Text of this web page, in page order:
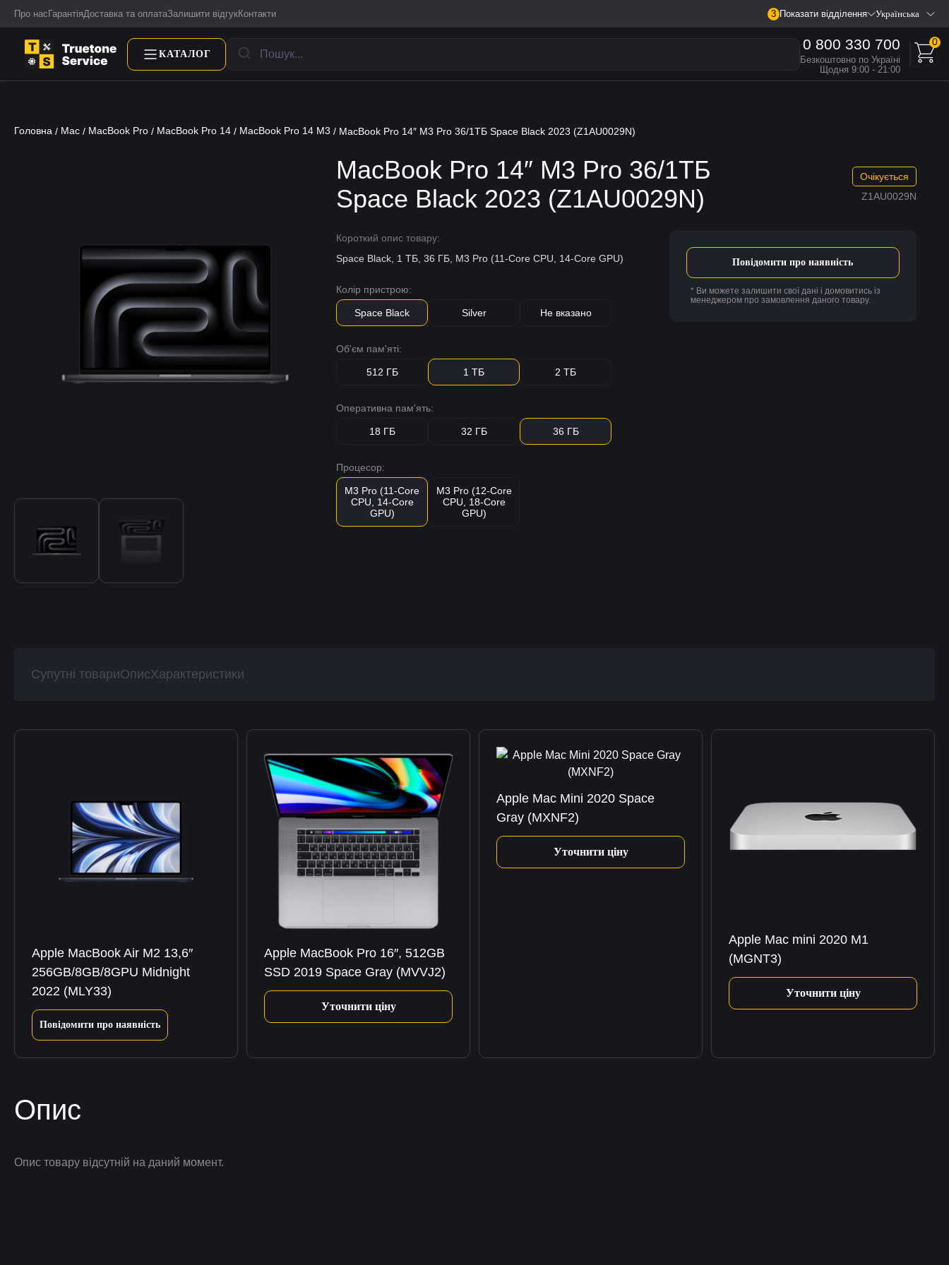
Про нас ГарантіяДоставка та оплатаЗалишити відгукКонтакти 3 Показати відділення Українська
КАТАЛОГ
0 800 330 700
Безкоштовно по Україні
Щодня 9:00 - 21:00
0
Головна / Mac / MacBook Pro / MacBook Pro 14 / MacBook Pro 14 M3 / MacBook Pro 14″ M3 Pro 36/1ТБ Space Black 2023 (Z1AU0029N)
MacBook Pro 14″ M3 Pro 36/1ТБ
Space Black 2023 (Z1AU0029N)
Z1AU0029N
Очікується
Короткий опис товару:
Space Black, 1 ТБ, 36 ГБ, M3 Pro (11-Core CPU, 14-Core GPU)
Колір пристрою:
Space Black Silver Не вказано
Об'єм пам'яті:
512 ГБ 1 ТБ 2 ТБ
Оперативна пам'ять:
18 ГБ 32 ГБ 36 ГБ
Процесор:
M3 Pro (11-Core
CPU, 14-Core
GPU)
M3 Pro (12-Core
CPU, 18-Core
GPU)
Повідомити про наявність
* Ви можете залишити свої дані і домовитись із
менеджером про замовлення даного товару.
Супутні товариОписХарактеристики
Apple MacBook Air M2 13,6″
256GB/8GB/8GPU Midnight
2022 (MLY33)
Повідомити про наявність
Apple MacBook Pro 16″, 512GB
SSD 2019 Space Gray (MVVJ2)
Уточнити ціну
Apple Mac Mini 2020 Space
Gray (MXNF2)
Уточнити ціну
Apple Mac mini 2020 M1
(MGNT3)
Уточнити ціну
Опис
Опис товару відсутній на даний момент.